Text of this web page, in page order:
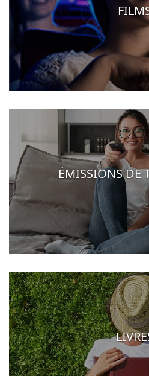
ÉMISSIONS DE